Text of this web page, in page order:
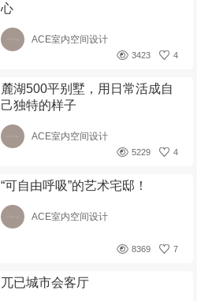
心
ACE室内空间设计
4
3423
麓湖500平别墅，用日常活成自
己独特的样子
ACE室内空间设计
4
5229
“可自由呼吸”的艺术宅邸！
ACE室内空间设计
7
8369
兀已城市会客厅